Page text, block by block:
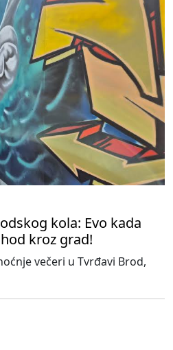
kola: Evo kada
kroz grad!
večeri u Tvrđavi Brod,